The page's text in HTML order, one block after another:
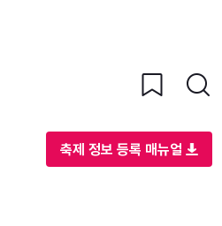
축제 정보 등록 매뉴얼